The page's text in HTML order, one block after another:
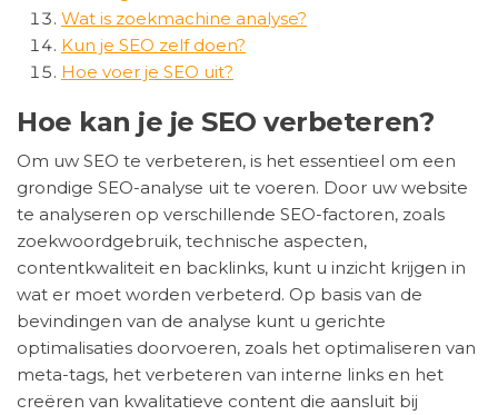
Wat is zoekmachine analyse?
Kun je SEO zelf doen?
Hoe voer je SEO uit?
Hoe kan je je SEO verbeteren?
Om uw SEO te verbeteren, is het essentieel om een
grondige SEO-analyse uit te voeren. Door uw website
te analyseren op verschillende SEO-factoren, zoals
zoekwoordgebruik, technische aspecten,
contentkwaliteit en backlinks, kunt u inzicht krijgen in
wat er moet worden verbeterd. Op basis van de
bevindingen van de analyse kunt u gerichte
optimalisaties doorvoeren, zoals het optimaliseren van
meta-tags, het verbeteren van interne links en het
creëren van kwalitatieve content die aansluit bij